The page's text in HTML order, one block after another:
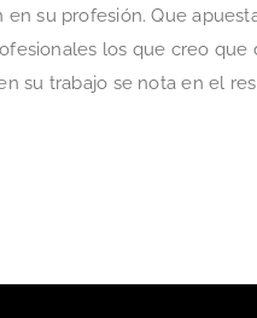
su profesión. Que
los que creo
su trabajo se nota en el